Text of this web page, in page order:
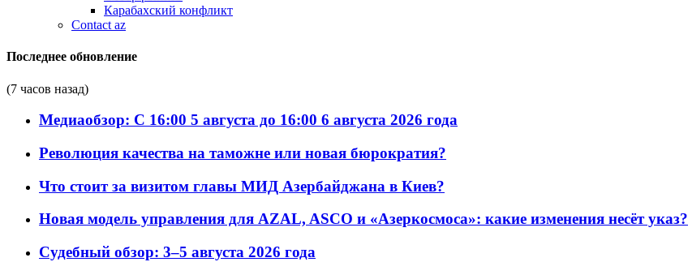
Карабахский конфликт
Contact az
Последнее обновление
(7 часов назад)
Медиаобзор: С 16:00 5 августа до 16:00 6 августа 2026 года
Революция качества на таможне или новая бюрократия?
Что стоит за визитом главы МИД Азербайджана в Киев?
Новая модель управления для AZAL, ASCO и «Азеркосмоса»: какие изменения несёт указ?
Судебный обзор: 3–5 августа 2026 года